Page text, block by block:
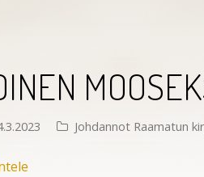
Johdannot Raamatun